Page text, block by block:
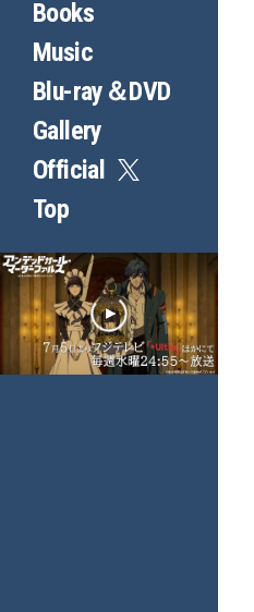
Books
Music
Blu-ray＆DVD
Gallery
Official
Top